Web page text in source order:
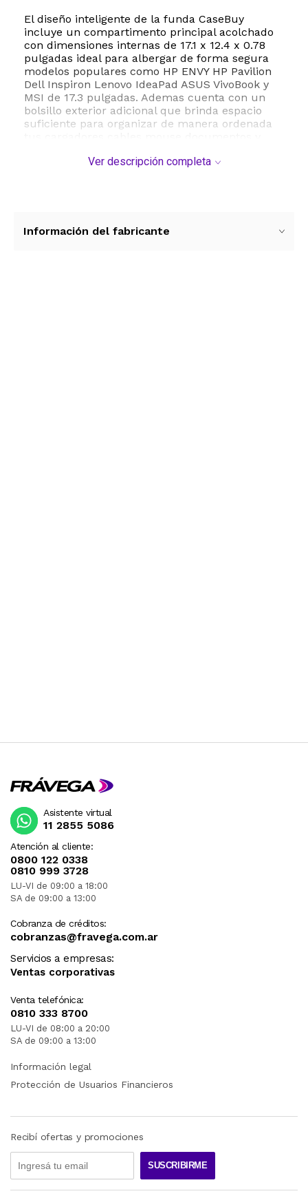
El diseño inteligente de la funda CaseBuy
incluye un compartimento principal acolchado
con dimensiones internas de 17.1 x 12.4 x 0.78
pulgadas ideal para albergar de forma segura
modelos populares como HP ENVY HP Pavilion
Dell Inspiron Lenovo IdeaPad ASUS VivoBook y
MSI de 17.3 pulgadas. Ademas cuenta con un
bolsillo exterior adicional que brinda espacio
suficiente para organizar de manera ordenada
delgado de la funda.
de mano cuando estas en movimiento. Su
Ver descripción completa
Información del fabricante
Atención al cliente:
0800 122 0338
0810 999 3728
LU-VI de 09:00 a 18:00
SA de 09:00 a 13:00
Cobranza de créditos:
cobranzas@fravega.com.ar
Servicios a empresas:
Ventas corporativas
Venta telefónica:
0810 333 8700
LU-VI de 08:00 a 20:00
SA de 09:00 a 13:00
Asistente virtual
11 2855 5086
Información legal
Protección de Usuarios Financieros
Recibí ofertas y promociones
SUSCRIBIRME